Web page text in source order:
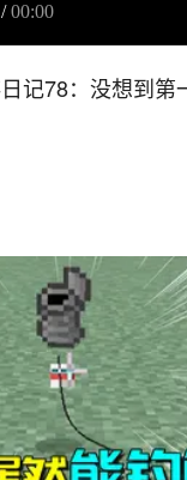
/ 00:00
记78：没想到第